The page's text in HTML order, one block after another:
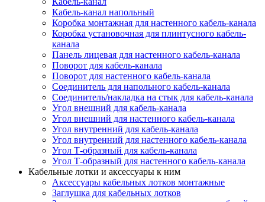
Кабель-канал напольный
Коробка монтажная для настенного кабель-канала
Коробка установочная для плинтусного кабель-
канала
Панель лицевая для настенного кабель-канала
Поворот для кабель-канала
Поворот для настенного кабель-канала
Соединитель для напольного кабель-канала
Соединитель/накладка на стык для кабель-канала
Угол внешний для кабель-канала
Угол внешний для настенного кабель-канала
Угол внутренний для кабель-канала
Угол внутренний для настенного кабель-канала
Угол Т-образный для кабель-канала
Угол Т-образный для настенного кабель-канала
Кабельные лотки и аксессуары к ним
Аксессуары кабельных лотков монтажные
Заглушка для кабельных лотков